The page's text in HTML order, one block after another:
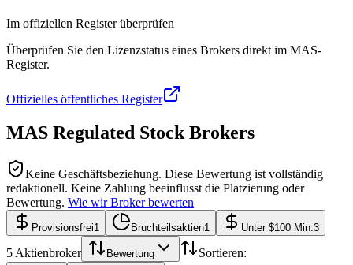
Im offiziellen Register überprüfen
Überprüfen Sie den Lizenzstatus eines Brokers direkt im MAS-
Register.
Offizielles öffentliches Register
MAS Regulated Stock Brokers
Keine Geschäftsbeziehung. Diese Bewertung ist vollständig
redaktionell. Keine Zahlung beeinflusst die Platzierung oder
Bewertung. Wie wir Broker bewerten
Provisionsfrei1 Bruchteilsaktien1 Unter $100 Min. 3
5 Aktienbroker Bewertung Sortieren: